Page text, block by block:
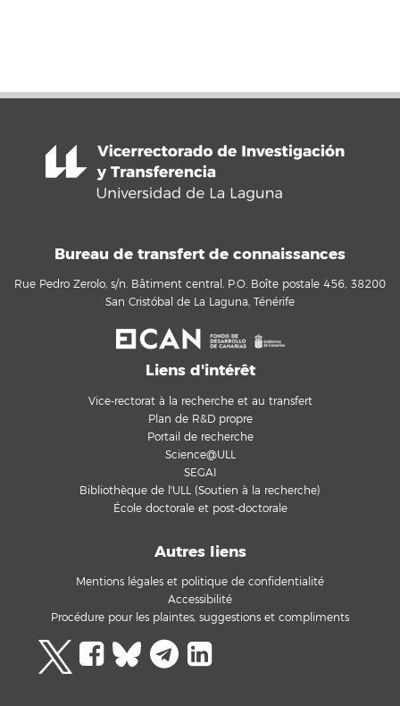
Bureau de transfert de connaissances
Rue Pedro Zerolo, s/n. Bâtiment central. P.O. Boîte postale 456, 38200
San Cristóbal de La Laguna, Ténérife
Liens d'intérêt
Vice-rectorat à la recherche et au transfert
Plan de R&D propre
Portail de recherche
Science@ULL
SEGAI
Bibliothèque de l'ULL (Soutien à la recherche)
École doctorale et post-doctorale
Autres liens
Mentions légales et politique de confidentialité
Accessibilité
Procédure pour les plaintes, suggestions et compliments